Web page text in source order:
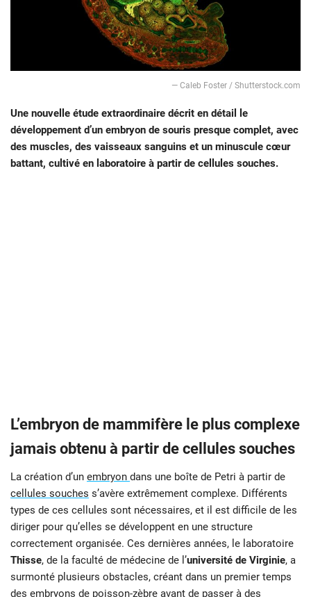
— Caleb Foster / Shutterstock.com
Une nouvelle étude extraordinaire décrit en détail le
développement d’un embryon de souris presque complet, avec
des muscles, des vaisseaux sanguins et un minuscule cœur
battant, cultivé en laboratoire à partir de cellules souches.
L’embryon de mammifère le plus complexe
jamais obtenu à partir de cellules souches
La création d’un embryon dans une boîte de Petri à partir de
cellules souches s’avère extrêmement complexe. Différents
types de ces cellules sont nécessaires, et il est difficile de les
diriger pour qu’elles se développent en une structure
correctement organisée. Ces dernières années, le laboratoire
Thisse, de la faculté de médecine de l’université de Virginie, a
surmonté plusieurs obstacles, créant dans un premier temps
des embryons de poisson-zèbre avant de passer à des